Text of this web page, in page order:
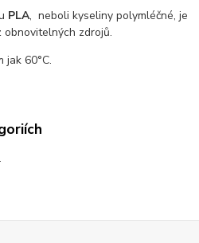
PLA, neboli kyseliny polymléčné, je
zdrojů.
jak 60°C.